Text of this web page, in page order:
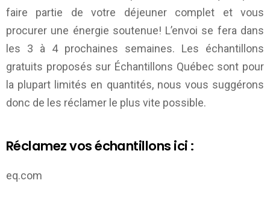
faire partie de votre déjeuner complet et vous
procurer une énergie soutenue! L’envoi se fera dans
les 3 à 4 prochaines semaines. Les échantillons
gratuits proposés sur Échantillons Québec sont pour
la plupart limités en quantités, nous vous suggérons
donc de les réclamer le plus vite possible.
Réclamez vos échantillons ici :
eq.com